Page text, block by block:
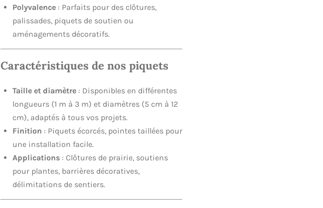
Polyvalence : Parfaits pour des clôtures,
palissades, piquets de soutien ou
aménagements décoratifs.
Caractéristiques de nos piquets
Taille et diamètre : Disponibles en différentes
longueurs (1 m à 3 m) et diamètres (5 cm à 12
cm), adaptés à tous vos projets.
Finition : Piquets écorcés, pointes taillées pour
une installation facile.
Applications : Clôtures de prairie, soutiens
pour plantes, barrières décoratives,
délimitations de sentiers.